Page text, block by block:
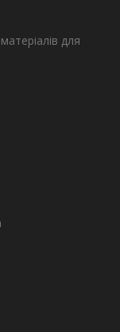
для